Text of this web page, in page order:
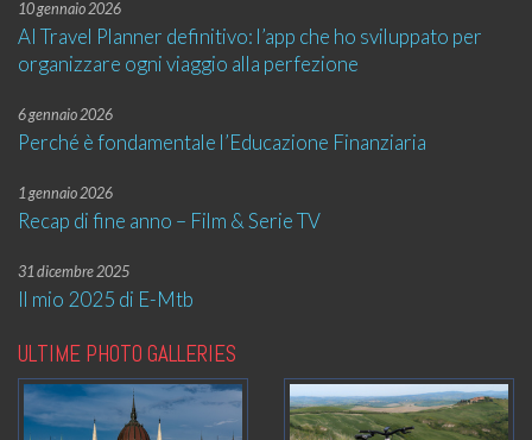
10 gennaio 2026
AI Travel Planner definitivo: l’app che ho sviluppato per
organizzare ogni viaggio alla perfezione
6 gennaio 2026
Perché è fondamentale l’Educazione Finanziaria
1 gennaio 2026
Recap di fine anno – Film & Serie TV
31 dicembre 2025
Il mio 2025 di E-Mtb
ULTIME PHOTO GALLERIES